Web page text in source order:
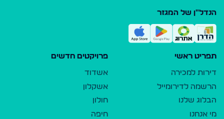
הנדל"ן של המגזר
תפריט ראשי
דירות למכירה
הרשמה לדירומייל
הבלוג שלנו
מי אנחנו
פרויקטים חדשים
אשדוד
אשקלון
חולון
חיפה